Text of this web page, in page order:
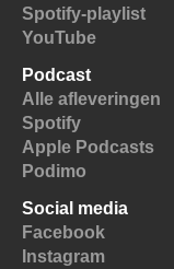
Spotify-playlist
YouTube
Podcast
Alle afleveringen
Spotify
Apple Podcasts
Podimo
Social media
Facebook
Instagram